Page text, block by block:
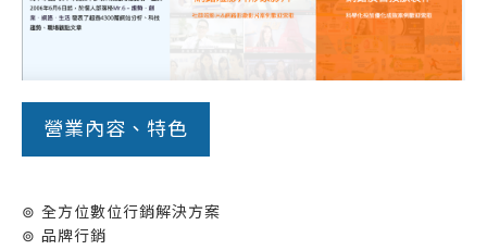
營業內容、特色
⊚ 全方位數位行銷解決方案
⊚ 品牌行銷